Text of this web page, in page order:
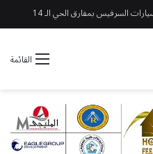
السلامة المرورية
القائمة